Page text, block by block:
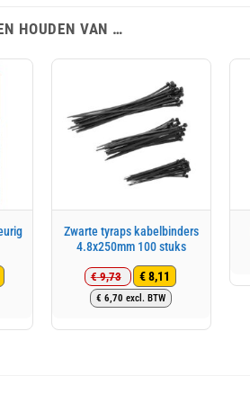
HOUDEN VAN …
Zwarte tyraps kabelbinders
4.8x250mm 100 stuks
€9,73
Oorspronkelijke
prijs
€8,11
Huidige
prijs
€ 6,70 excl. BTW